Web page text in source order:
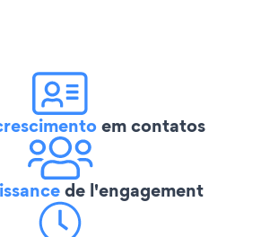
em contatos
de l'engagement